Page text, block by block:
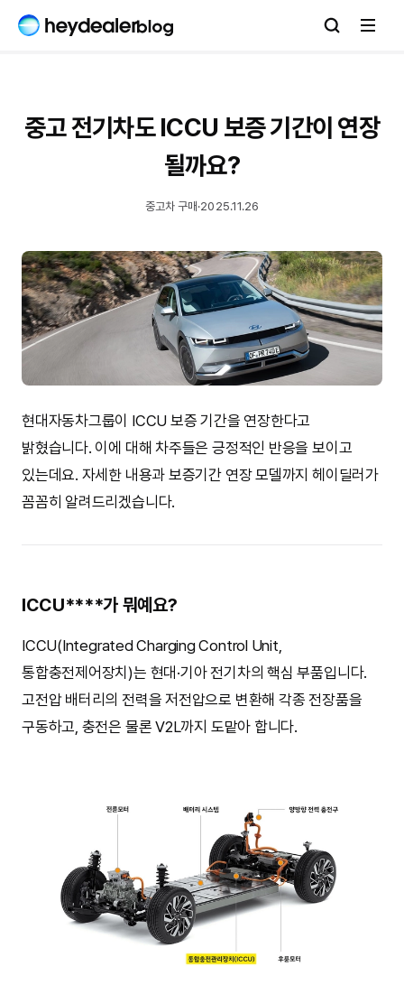
중고 전기차도 ICCU 보증 기간이 연장
될까요?
중고차 구매 ·2025.11.26
현대자동차그룹이 ICCU 보증 기간을 연장한다고
밝혔습니다. 이에 대해 차주들은 긍정적인 반응을 보이고
있는데요. 자세한 내용과 보증기간 연장 모델까지 헤이딜러가
꼼꼼히 알려드리겠습니다.
ICCU****가 뭐예요?
ICCU(Integrated Charging Control Unit,
통합충전제어장치)는 현대·기아 전기차의 핵심 부품입니다.
고전압 배터리의 전력을 저전압으로 변환해 각종 전장품을
구동하고, 충전은 물론 V2L까지 도맡아 합니다.